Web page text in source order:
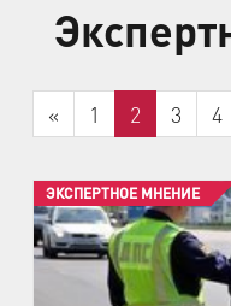
« 1 2 3 4
ЭКСПЕРТНОЕ МНЕНИЕ